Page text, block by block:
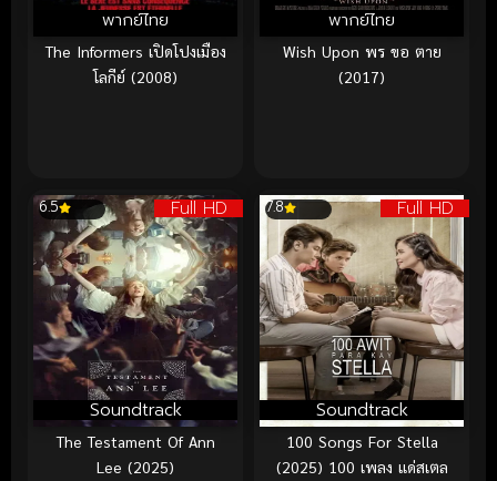
พากย์ไทย
The Informers เปิดโปงเมือง
โลกีย์ (2008)
พากย์ไทย
Wish Upon พร ขอ ตาย
(2017)
Full HD
Soundtrack
6.5
The Testament Of Ann
Lee (2025)
Full HD
Soundtrack
7.8
100 Songs For Stella
(2025) 100 เพลง แด่สเตล